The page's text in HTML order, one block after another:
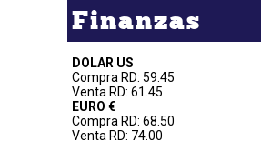
Finanzas
DOLAR US
Compra RD: 59.45
Venta RD: 61.45
EURO €
Compra RD: 68.50
Venta RD: 74.00